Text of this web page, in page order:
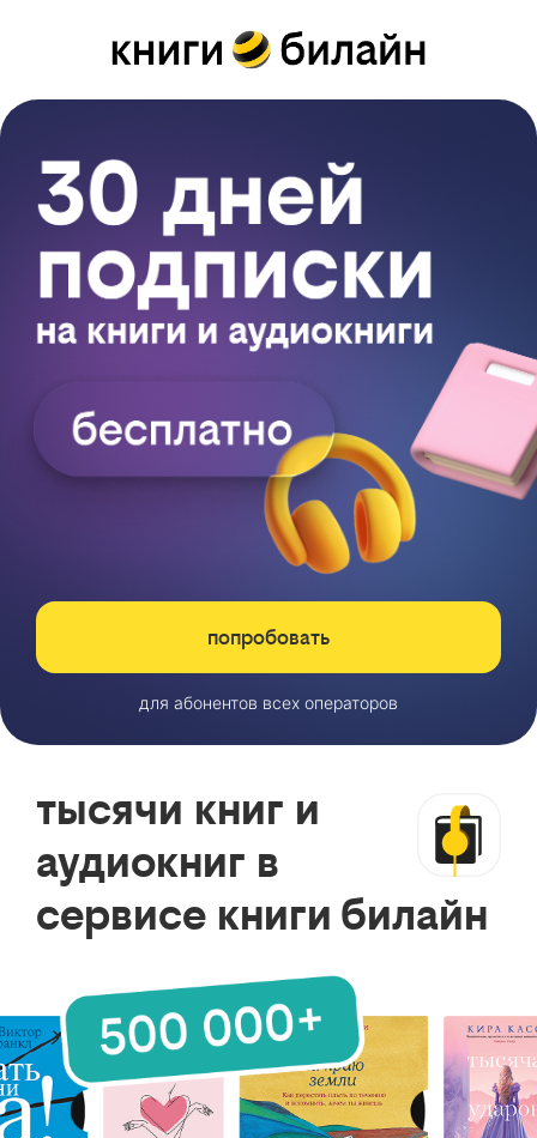
попробовать
для абонентов всех операторов
тысячи книг и
аудиокниг в
сервисе книги билайн